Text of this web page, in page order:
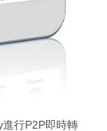
行P2P即時轉